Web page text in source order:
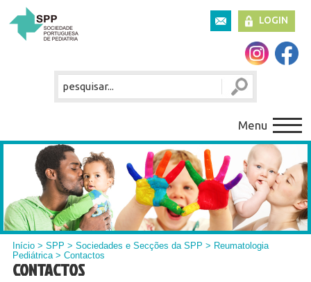
LOGIN
Menu
Início >SPP >Sociedades e Secções da SPP > Reumatologia
Pediátrica> Contactos
CONTACTOS